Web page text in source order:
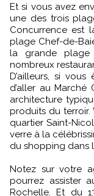
Et si vous avez
une des trois
Concurrence est
plage Chef-de-
la grande plage
nombreux
D’ailleurs, si
d’aller au Marché
architecture
produits du terroir.
quartier Saint-
verre à la
du shopping dans
Notez sur votre
pourrez assister
Rochelle. Et du